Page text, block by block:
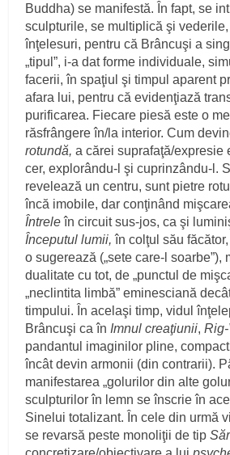
Buddha) se manifestă. În fapt, se
sculpturile, se multiplică şi
înţelesuri, pentru că Brâncuşi a
„tipul”, i-a dat forme individuale,
facerii, în spaţiul şi timpul aparent
afara lui, pentru că evidenţiază
purificarea. Fiecare piesă este o
răsfrângere în/la interior. Cum
rotundă,a cărei suprafaţă/expresie
cer, explorându-l şi cuprinzându-l.
revelează un centru, sunt pietre
încă imobile, dar conţinând
Întreleîn circuit sus-jos, ca şi
Începutul lumii,în colţul său
o sugerează („sete care-l soarbe”),
dualitate cu tot, de „punctul de
„neclintita limbă” eminesciană
timpului. În acelaşi timp, vidul
Brâncuşi ca în Imnul creaţiunii,Rig-
pandantul imaginilor pline,
încât devin armonii (din contrarii).
manifestarea „golurilor din alte
sculpturilor în lemn se înscrie în
Sinelui totalizant. În cele din urmă
se revarsă peste monoliţii de tip